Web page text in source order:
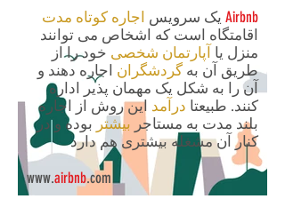
Airbnb یک سرویس اجاره کوتاه مدت
اقامتگاه است که اشخاص می توانند
منزل یا آپارتمان شخصی خود را از
طریق آن به گردشگران اجاره دهند و
آن را به شکل یک مهمان پذیر اداره
کنند. طبیعتا درآمد این روش از اجاره
بلند مدت به مستاجر بیشتر بوده و در
کنار آن مشغله بیشتری هم دارد
www.airbnb.com